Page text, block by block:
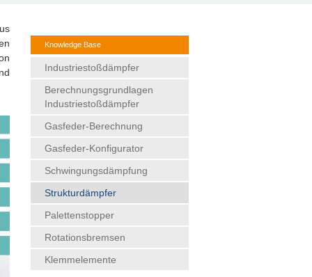
Knowledge Base
Industriestoßdämpfer
Berechnungsgrundlagen
Industriestoßdämpfer
Gasfeder-Berechnung
Gasfeder-Konfigurator
Schwingungsdämpfung
Strukturdämpfer
Palettenstopper
Rotationsbremsen
Klemmelemente